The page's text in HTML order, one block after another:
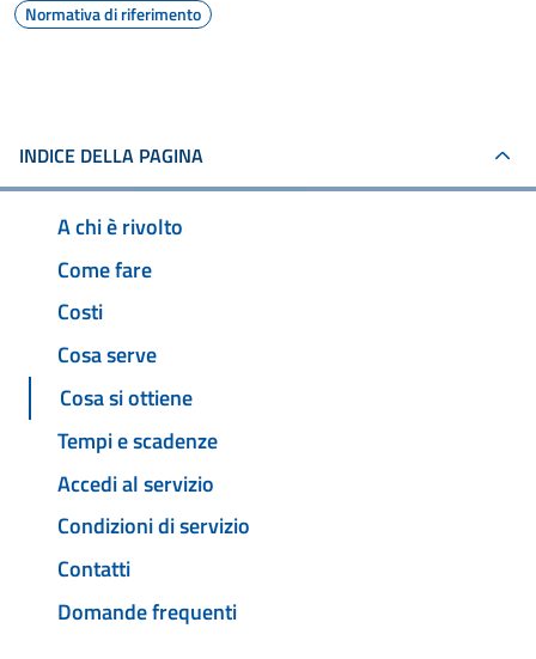
Normativa di riferimento
INDICE DELLA PAGINA
A chi è rivolto
Come fare
Costi
Cosa serve
Cosa si ottiene
Tempi e scadenze
Accedi al servizio
Condizioni di servizio
Contatti
Domande frequenti